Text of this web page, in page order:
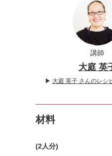
講師
大庭 英
▶ 大庭 英子 さんのレシ
材料
(2人分)